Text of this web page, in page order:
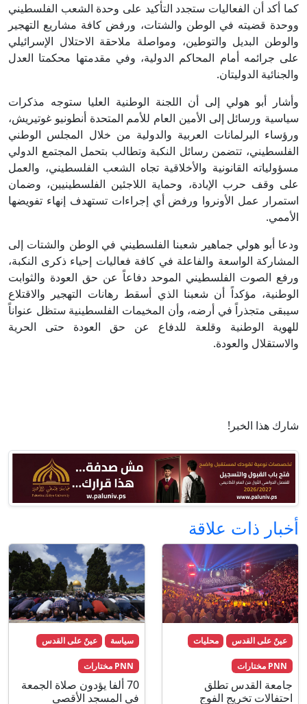
كما أكد أن الفعاليات ستجدد التأكيد على وحدة الشعب الفلسطيني
ووحدة قضيته في الوطن والشتات، ورفض كافة مشاريع التهجير
والوطن البديل والتوطين، ومواصلة ملاحقة الاحتلال الإسرائيلي
على جرائمه أمام المحاكم الدولية، وفي مقدمتها محكمتا العدل
والجنائية الدوليتان.
وأشار أبو هولي إلى أن اللجنة الوطنية العليا ستوجه مذكرات
سياسية ورسائل إلى الأمين العام للأمم المتحدة أنطونيو غوتيريش،
ورؤساء البرلمانات العربية والدولية من خلال المجلس الوطني
الفلسطيني، تتضمن رسائل النكبة وتطالب بتحمل المجتمع الدولي
مسؤولياته القانونية والأخلاقية تجاه الشعب الفلسطيني، والعمل
على وقف حرب الإبادة، وحماية اللاجئين الفلسطينيين، وضمان
استمرار عمل الأونروا ورفض أي إجراءات تستهدف إنهاء تفويضها
الأممي.
ودعا أبو هولي جماهير شعبنا الفلسطيني في الوطن والشتات إلى
المشاركة الواسعة والفاعلة في كافة فعاليات إحياء ذكرى النكبة،
ورفع الصوت الفلسطيني الموحد دفاعاً عن حق العودة والثوابت
الوطنية، مؤكداً أن شعبنا الذي أسقط رهانات التهجير والاقتلاع
سيبقى متجذراً في أرضه، وأن المخيمات الفلسطينية ستظل عنواناً
للهوية الوطنية وقلعة للدفاع عن حق العودة حتى الحرية
والاستقلال والعودة.
شارك هذا الخبر!
أخبار ذات علاقة
عينٌ على القدس محليات
PNN مختارات
جامعة القدس تطلق
احتفالات تخريج الفوج
سياسة عينٌ على القدس
PNN مختارات
70 ألفا يؤدون صلاة الجمعة
في المسجد الأقصى